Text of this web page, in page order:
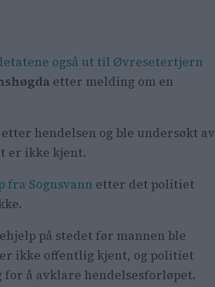
også ut til Øvresetertjern
etter melding om en
hendelsen og ble undersøkt av
er ikke kjent.
fra Sognsvann etter det politiet
på stedet før mannen ble
ikke offentlig kjent, og politiet
å avklare hendelsesforløpet.